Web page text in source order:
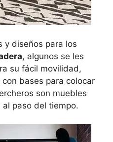
y diseños para los
, algunos se les
su fácil movilidad,
bases para colocar
son muebles
paso del tiempo.